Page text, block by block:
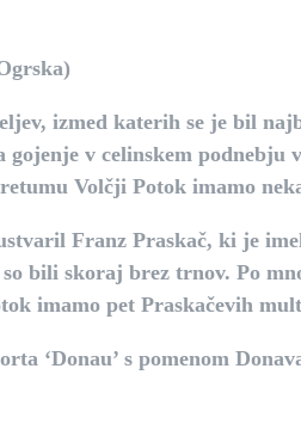
izmed katerih se je bil
v celinskem
Volčji Potok imamo
Franz Praskač, ki je
bili skoraj brez trnov. Po
imamo pet Praskačevih
‘Donau’ s pomenom